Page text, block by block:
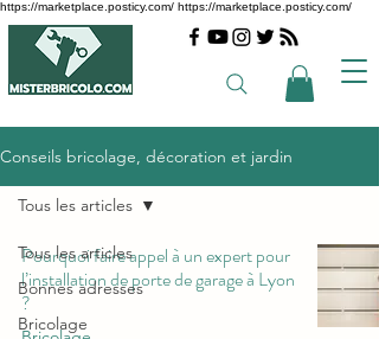
https://marketplace.posticy.com/ https://marketplace.posticy.com/
Conseils bricolage, décoration et jardin
Tous les articles
Bonnes adresses
Bricolage
Tous les articles
Pourquoi faire appel à un expert pour
l’installation de porte de garage à Lyon
?